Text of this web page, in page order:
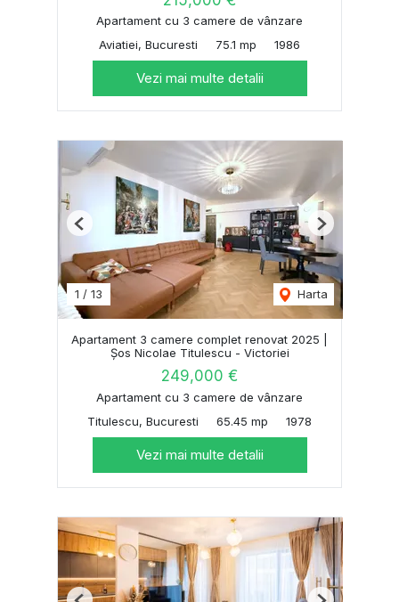
Apartament cu 3 camere de vânzare
Aviatiei, Bucuresti
75.1 mp 1986
Vezi mai multe detalii
1 / 13 Harta
Previous Next
Apartament 3 camere complet renovat 2025 |
Șos Nicolae Titulescu - Victoriei
249,000 €
Apartament cu 3 camere de vânzare
Titulescu, Bucuresti
65.45 mp 1978
Vezi mai multe detalii